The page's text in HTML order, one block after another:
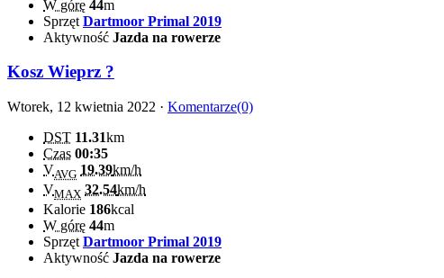
W górę 44m
Sprzęt Dartmoor Primal 2019
Aktywność Jazda na rowerze
Kosz Wieprz ?
Wtorek, 12 kwietnia 2022 · Komentarze(0)
DST 11.31km
Czas 00:35
VAVG 19.39km/h
VMAX 32.54km/h
Kalorie 186kcal
W górę 44m
SprzętDartmoor Primal 2019
Aktywność Jazda na rowerze